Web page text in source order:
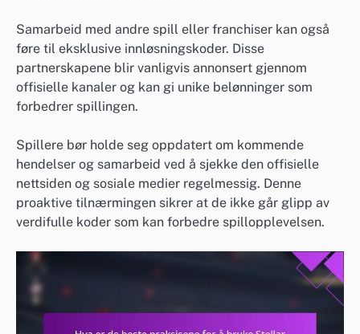
Samarbeid med andre spill eller franchiser kan også
føre til eksklusive innløsningskoder. Disse
partnerskapene blir vanligvis annonsert gjennom
offisielle kanaler og kan gi unike belønninger som
forbedrer spillingen.
Spillere bør holde seg oppdatert om kommende
hendelser og samarbeid ved å sjekke den offisielle
nettsiden og sosiale medier regelmessig. Denne
proaktive tilnærmingen sikrer at de ikke går glipp av
verdifulle koder som kan forbedre spillopplevelsen.